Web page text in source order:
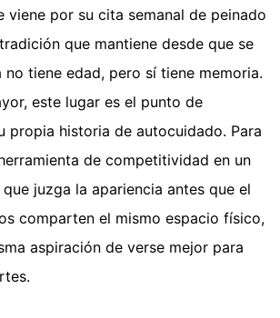
viene por su cita semanal de peinado
que mantiene desde que se
no tiene edad, pero sí tiene memoria.
este lugar es el punto de
propia historia de autocuidado. Para
de competitividad en un
juzga la apariencia antes que el
comparten el mismo espacio físico,
aspiración de verse mejor para